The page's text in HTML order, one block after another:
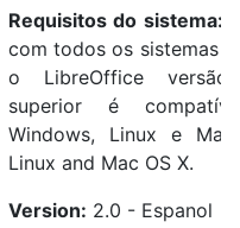
Requisitos do sistema:
com todos os sistemas
o LibreOffice
superior é
Windows, Linux e
Linux and Mac OS X.
Version: 2.0 - Espanol